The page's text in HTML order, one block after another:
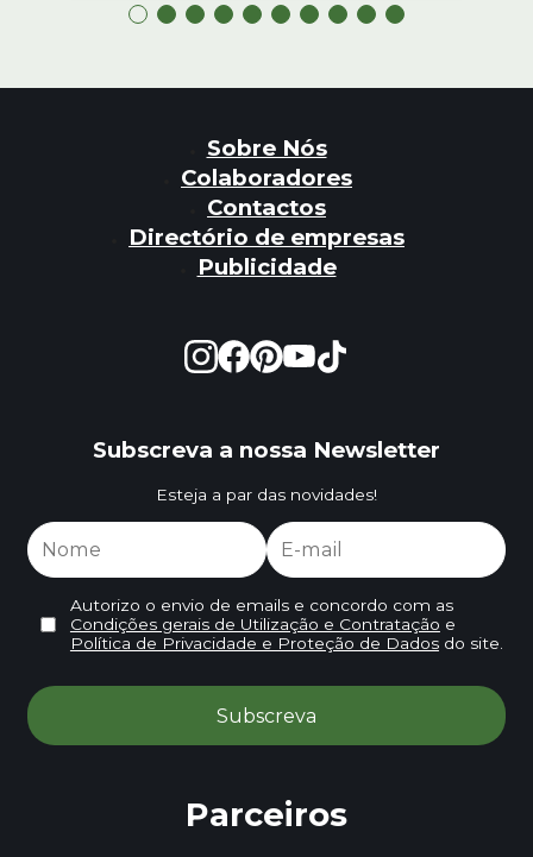
Sobre Nós
Colaboradores
Contactos
Directório de empresas
Publicidade
Subscreva a nossa Newsletter
Esteja a par das novidades!
Autorizo o envio de emails e concordo com as
Condições gerais de Utilização e Contratação e
Política de Privacidade e Proteção de Dadosdo site.
Parceiros